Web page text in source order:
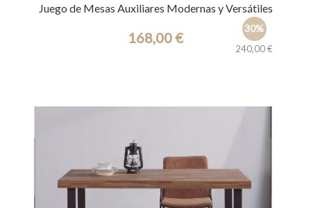
Juego de Mesas Auxiliares Modernas y Versátiles
30%
240,00 €
168,00 €